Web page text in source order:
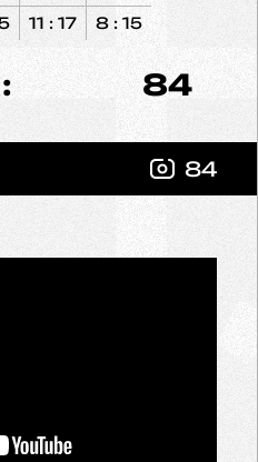
11 : 17
8 : 15
: 84
84